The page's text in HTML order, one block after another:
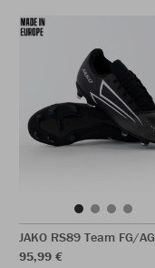
JAKO RS89 Team FG/AG
95,99 €